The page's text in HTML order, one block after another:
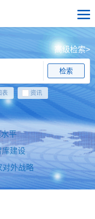
检索
高级检索>
表 资讯
平
库建设
对外战略